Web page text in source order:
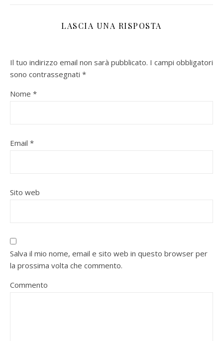
LASCIA UNA RISPOSTA
Il tuo indirizzo email non sarà pubblicato. I campi obbligatori
sono contrassegnati *
Nome *
Email *
Sito web
Salva il mio nome, email e sito web in questo browser per
la prossima volta che commento.
Commento